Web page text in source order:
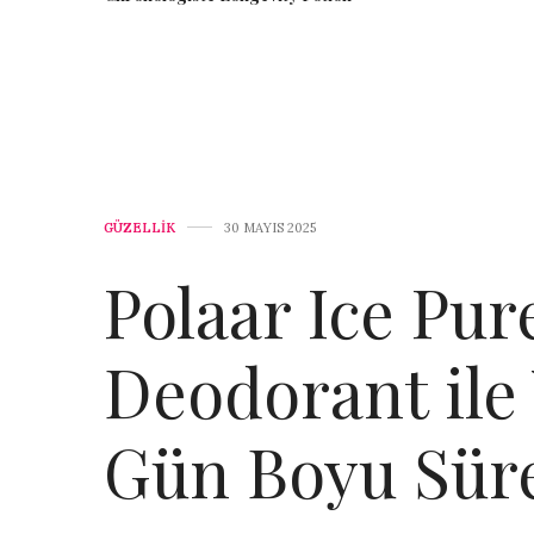
GÜZELLİK 30 MAYIS 2025
Polaar Ice
Deodorant ile
Gün Boyu